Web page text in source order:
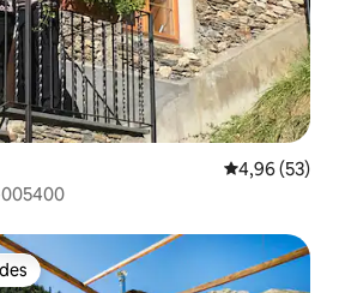
4,96 de uma
4,96 (53)
HUT4-005400